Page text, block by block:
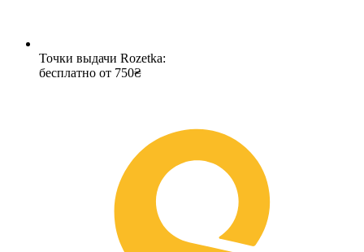
Точки выдачи Rozetka:
бесплатно от 750₴